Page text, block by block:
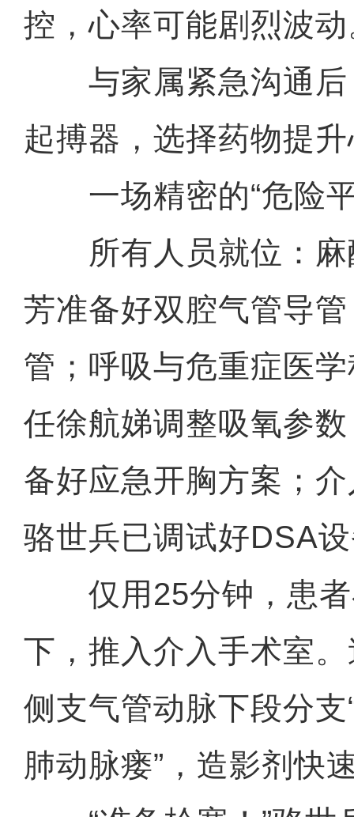
控，心率可能剧烈波
与家属紧急沟通后
起搏器，选择药物提
一场精密的“危险平
所有人员就位：麻
芳准备好双腔气管导
管；呼吸与危重症医
任徐航娣调整吸氧参
备好应急开胸方案；
骆世兵已调试好DSA
仅用25分钟，患者
下，推入介入手术室
侧支气管动脉下段分
肺动脉瘘”，造影剂快